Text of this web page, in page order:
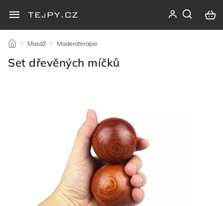
/ Masáž / Maderoterapie
Set dřevěných míčků